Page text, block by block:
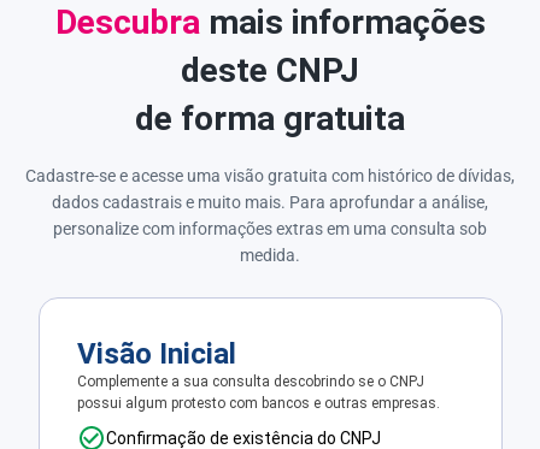
Descubramais informações
deste CNPJ
de forma gratuita
Cadastre-se e acesse uma visão gratuita com histórico de dívidas,
dados cadastrais e muito mais. Para aprofundar a análise,
personalize com informações extras em uma consulta sob
medida.
Visão Inicial
Complemente a sua consulta descobrindo se o CNPJ
possui algum protesto com bancos e outras empresas.
Confirmação de existência do CNPJ